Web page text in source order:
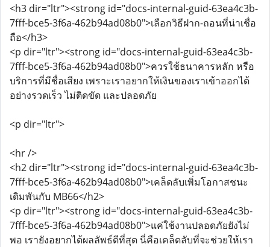
<h3 dir="ltr"><strong id="docs-internal-guid-63ea4c3b-
7fff-bce5-3f6a-462b94ad08b0">เลือกวิธีฝาก-ถอนที่น่าเชื่อ
ถือ</h3>
<p dir="ltr"><strong id="docs-internal-guid-63ea4c3b-
7fff-bce5-3f6a-462b94ad08b0">ควรใช้ธนาคารหลัก หรือ
บริการที่มีชื่อเสียง เพราะเราอยากให้เงินของเราเข้าออกได้
อย่างรวดเร็ว ไม่ติดขัด และปลอดภัย
<p dir="ltr">
<hr />
<h2 dir="ltr"><strong id="docs-internal-guid-63ea4c3b-
7fff-bce5-3f6a-462b94ad08b0">เคล็ดลับเพิ่มโอกาสชนะ
เดิมพันกับ MB66</h2>
<p dir="ltr"><strong id="docs-internal-guid-63ea4c3b-
7fff-bce5-3f6a-462b94ad08b0">แค่ใช้งานปลอดภัยยังไม่
พอ เรายังอยากได้ผลลัพธ์ดีที่สุด นี่คือเคล็ดลับที่จะช่วยให้เรา